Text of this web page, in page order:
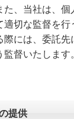
、当社は、個
切な監督を行
際には、委託先
督いたします
提供